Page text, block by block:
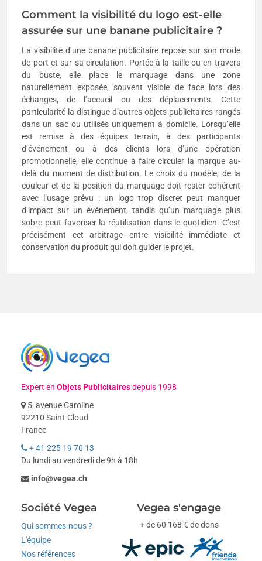
Comment la visibilité du logo est-elle
assurée sur une banane publicitaire ?
La visibilité d’une banane publicitaire repose sur son mode
de port et sur sa circulation. Portée à la taille ou en travers
du buste, elle place le marquage dans une zone
naturellement exposée, souvent visible de face lors des
échanges, de l’accueil ou des déplacements. Cette
particularité la distingue d’autres objets publicitaires rangés
dans un sac ou utilisés uniquement à domicile. Lorsqu’elle
est remise à des équipes terrain, à des participants
d’événement ou à des clients lors d’une opération
promotionnelle, elle continue à faire circuler la marque au-
delà du moment de distribution. Le choix du modèle, de la
couleur et de la position du marquage doit rester cohérent
avec l’usage prévu : un logo trop discret peut manquer
d’impact sur un événement, tandis qu’un marquage plus
sobre peut favoriser la réutilisation dans le quotidien. C’est
précisément cet arbitrage entre visibilité immédiate et
conservation du produit qui doit guider le projet.
Expert enObjets Publicitairesdepuis 1998
5, avenue Caroline
92210 Saint-Cloud
France
+ 41 225 19 70 13
Du lundi au vendredi de 9h à 18h
info@vegea.ch
Société Vegea
Qui sommes-nous ?
L'équipe
Nos références
Vegea s'engage
+ de 60 168 € de dons